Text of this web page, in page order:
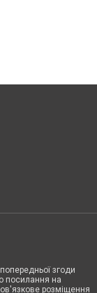
згоди
посилання на
розміщення